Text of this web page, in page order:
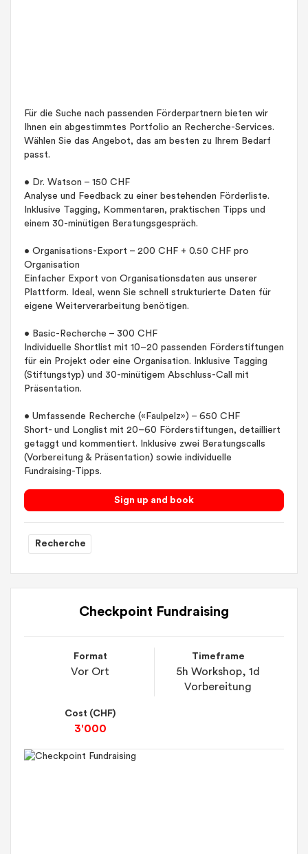
Für die Suche nach passenden Förderpartnern bieten wir
Ihnen ein abgestimmtes Portfolio an Recherche-Services.
Wählen Sie das Angebot, das am besten zu Ihrem Bedarf
passt.
• Dr. Watson – 150 CHF
Analyse und Feedback zu einer bestehenden Förderliste.
Inklusive Tagging, Kommentaren, praktischen Tipps und
einem 30-minütigen Beratungsgespräch.
• Organisations-Export – 200 CHF + 0.50 CHF pro
Organisation
Einfacher Export von Organisationsdaten aus unserer
Plattform. Ideal, wenn Sie schnell strukturierte Daten für
eigene Weiterverarbeitung benötigen.
• Basic-Recherche – 300 CHF
Individuelle Shortlist mit 10–20 passenden Förderstiftungen
für ein Projekt oder eine Organisation. Inklusive Tagging
(Stiftungstyp) und 30-minütigem Abschluss-Call mit
Präsentation.
• Umfassende Recherche («Faulpelz») – 650 CHF
Short- und Longlist mit 20–60 Förderstiftungen, detailliert
getaggt und kommentiert. Inklusive zwei Beratungscalls
(Vorbereitung & Präsentation) sowie individuelle
Fundraising-Tipps.
Sign up and book
Recherche
Checkpoint Fundraising
Format
Vor Ort
Timeframe
5h Workshop, 1d
Vorbereitung
Cost (CHF)
3'000